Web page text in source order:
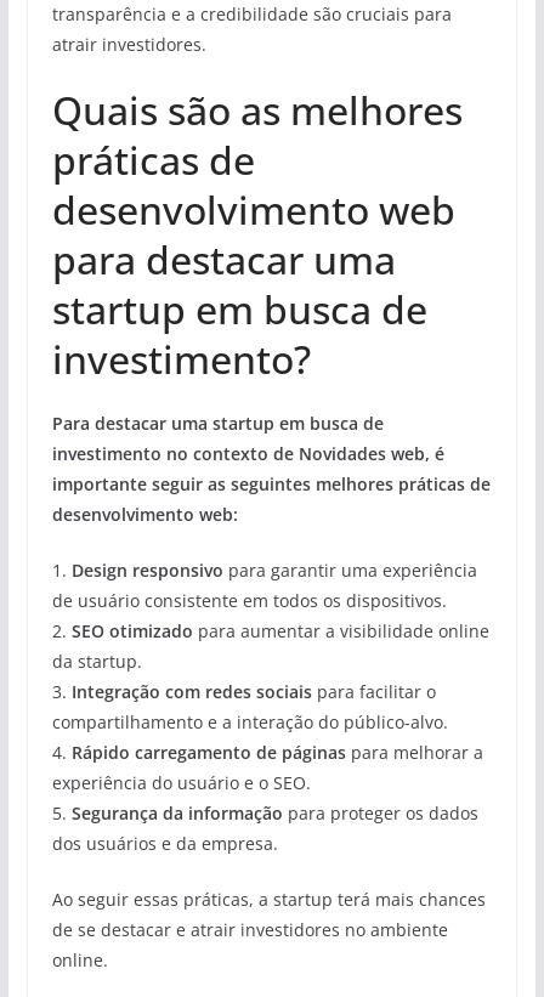
transparência e a credibilidade são cruciais para
atrair investidores.
Quais são as melhores
práticas de
desenvolvimento web
para destacar uma
startup em busca de
investimento?
Para destacar uma startup em busca de
investimento no contexto de Novidades web, é
importante seguir as seguintes melhores práticas de
desenvolvimento web:
1. Design responsivo para garantir uma experiência
de usuário consistente em todos os dispositivos.
2. SEO otimizado para aumentar a visibilidade online
da startup.
3. Integração com redes sociaispara facilitar o
compartilhamento e a interação do público-alvo.
4. Rápido carregamento de páginaspara melhorar a
experiência do usuário e o SEO.
5. Segurança da informação para proteger os dados
dos usuários e da empresa.
Ao seguir essas práticas, a startup terá mais chances
de se destacar e atrair investidores no ambiente
online.